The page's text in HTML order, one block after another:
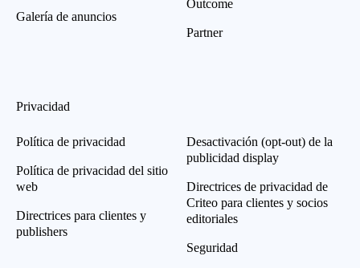
Galería de anuncios
Outcome
Partner
Privacidad
Política de privacidad
Política de privacidad del sitio
web
Directrices para clientes y
publishers
Desactivación (opt-out) de la
publicidad display
Directrices de privacidad de
Criteo para clientes y socios
editoriales
Seguridad